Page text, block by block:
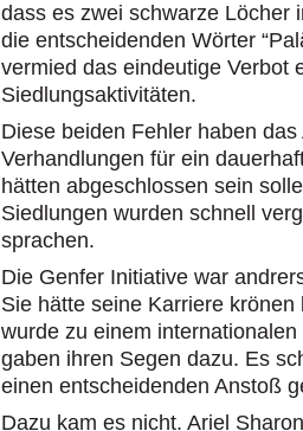
dass es zwei schwarze Löcher
die entscheidenden Wörter
vermied das eindeutige Verbot
Siedlungsaktivitäten.
Diese beiden Fehler haben
Verhandlungen für ein
hätten abgeschlossen sein
Siedlungen wurden schnell
sprachen.
Die Genfer Initiative war
Sie hätte seine Karriere
wurde zu einem
gaben ihren Segen dazu. Es
einen entscheidenden Anstoß
Dazu kam es nicht. Ariel